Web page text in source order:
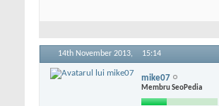
14th November 2013, 15:14
mike07
Membru SeoPedia